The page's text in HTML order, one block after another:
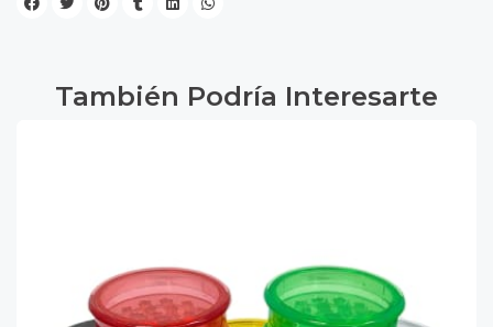
También Podría Interesarte